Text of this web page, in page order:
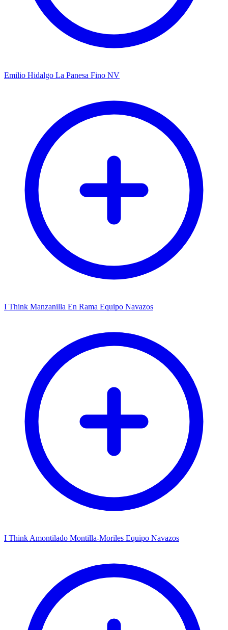
Emilio Hidalgo La Panesa Fino NV
I Think Manzanilla En Rama Equipo Navazos
I Think Amontilado Montilla-Moriles Equipo Navazos